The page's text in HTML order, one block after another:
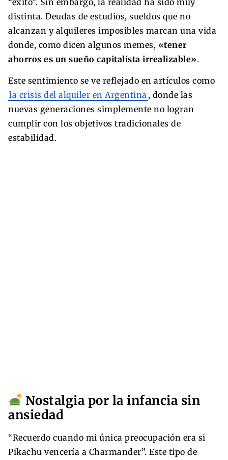
distinta. Deudas de estudios, sueldos que no
alcanzan y alquileres imposibles marcan una vida
donde, como dicen algunos memes, «tener
ahorros es un sueño capitalista irrealizable».
Este sentimiento se ve reflejado en artículos como
la crisis del alquiler en Argentina , donde las
nuevas generaciones simplemente no logran
cumplir con los objetivos tradicionales de
estabilidad.
Nostalgia por la infancia sin
ansiedad
“Recuerdo cuando mi única preocupación era si
Pikachu vencería a Charmander”. Este tipo de